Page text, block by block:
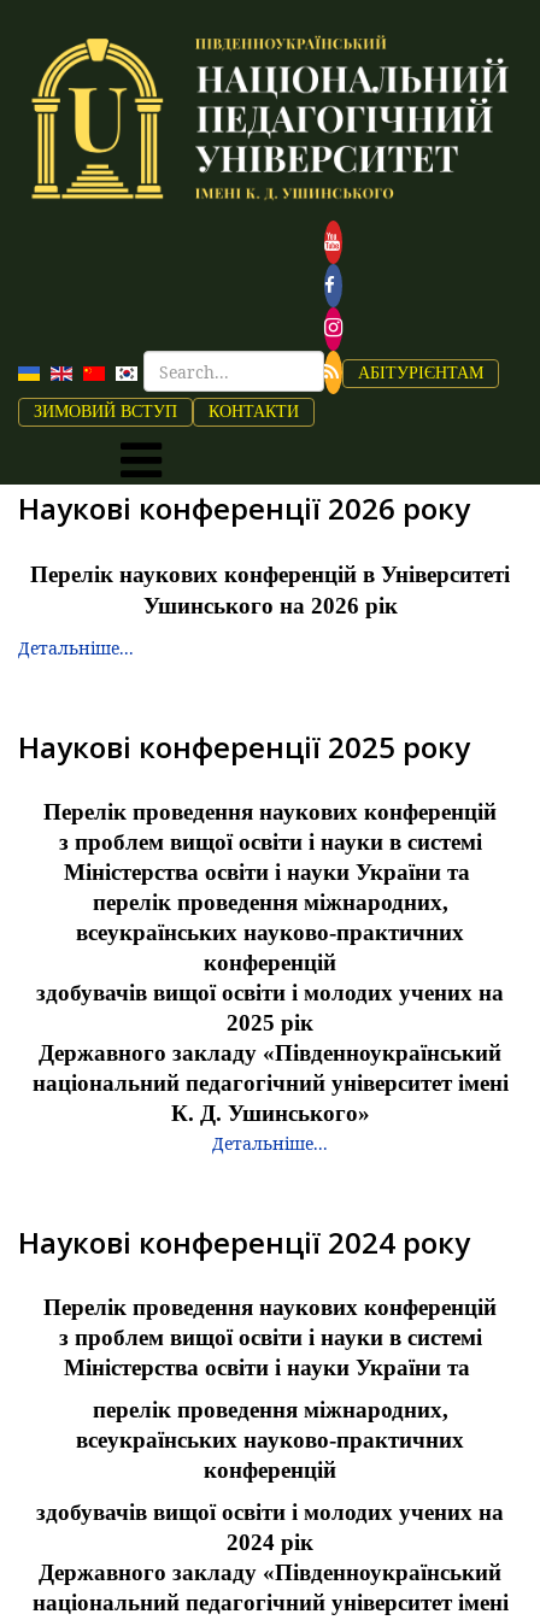
АБІТУРІЄНТАМ
ЗИМОВИЙ ВСТУП КОНТАКТИ
Наукові конференції 2026 року
Перелік наукових конференцій в Університеті
Ушинського на 2026 рік
Детальніше...
Наукові конференції 2025 року
Перелік проведення наукових конференцій
з проблем вищої освіти і науки в системі
Міністерства освіти і науки України та
перелік проведення міжнародних,
всеукраїнських науково-практичних
конференцій
здобувачів вищої освіти і молодих учених на
2025 рік
Державного закладу «Південноукраїнський
національний педагогічний університет імені
К. Д. Ушинського»
Детальніше...
Наукові конференції 2024 року
Перелік проведення наукових конференцій
з проблем вищої освіти і науки в системі
Міністерства освіти і науки України та
перелік проведення міжнародних,
всеукраїнських науково-практичних
конференцій
здобувачів вищої освіти і молодих учених на
2024 рік
Державного закладу «Південноукраїнський
національний педагогічний університет імені